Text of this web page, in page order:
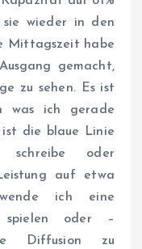
wieder in den
Mittagszeit habe
gemacht,
zu sehen. Es ist
was ich gerade
ist die blaue Linie
oder
auf etwa
ich eine
oder –
Diffusion zu